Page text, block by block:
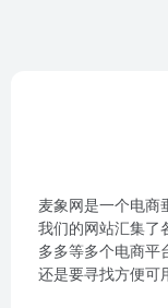
麦象网是一个电商
我们的网站汇集了
多多等多个电商平
还是要寻找方便可